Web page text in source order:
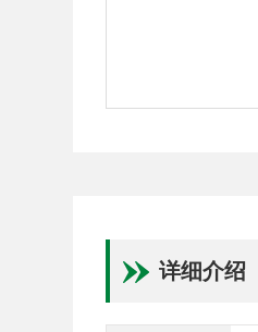
详细介绍